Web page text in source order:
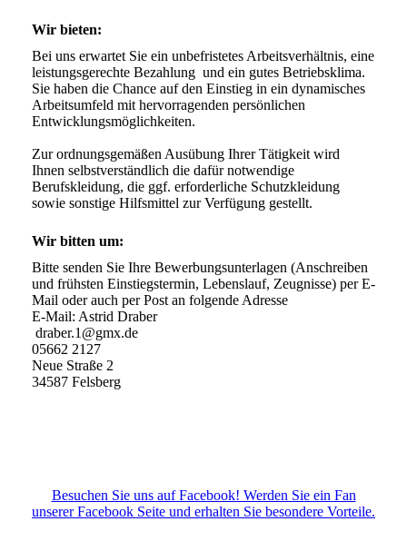
Wir bieten:
Bei uns erwartet Sie ein unbefristetes Arbeitsverhältnis, eine
leistungsgerechte Bezahlung  und ein gutes Betriebsklima.
Sie haben die Chance auf den Einstieg in ein dynamisches
Arbeitsumfeld mit hervorragenden persönlichen
Entwicklungsmöglichkeiten.
Zur ordnungsgemäßen Ausübung Ihrer Tätigkeit wird
Ihnen selbstverständlich die dafür notwendige
Berufskleidung, die ggf. erforderliche Schutzkleidung
Wir bitten um:
Bitte senden Sie Ihre Bewerbungsunterlagen (Anschreiben
und frühsten Einstiegstermin, Lebenslauf, Zeugnisse) per E-
Mail oder auch per Post an folgende Adresse
E-Mail: Astrid Draber
05662 2127
Neue Straße 2
34587 Felsberg
Besuchen Sie uns auf Facebook! Werden Sie ein Fan
unserer Facebook Seite und erhalten Sie besondere Vorteile.